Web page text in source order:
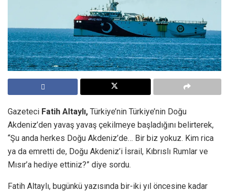
Gazeteci Fatih Altaylı, Türkiye’nin Türkiye’nin Doğu
Akdeniz’den yavaş yavaş çekilmeye başladığını belirterek,
“Şu anda herkes Doğu Akdeniz’de… Bir biz yokuz. Kim rica
ya da emretti de, Doğu Akdeniz’i İsrail, Kıbrıslı Rumlar ve
Mısır’a hediye ettiniz?” diye sordu.
Fatih Altaylı, bugünkü yazısında bir-iki yıl öncesine kadar